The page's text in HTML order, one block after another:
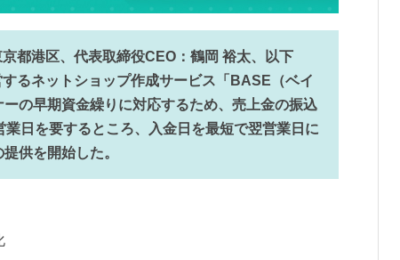
都港区、代表取締役CEO：鶴岡 裕太、以下
るネットショップ作成サービス「BASE（ベイ
の早期資金繰りに対応するため、売上金の振込
日を要するところ、入金日を最短で翌営業日に
供を開始した。